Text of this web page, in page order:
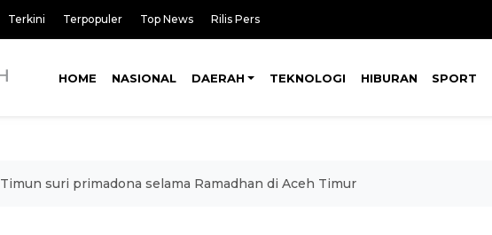
Terkini Terpopuler Top News Rilis Pers
HOME NASIONAL DAERAH TEKNOLOGI HIBURAN SPORT
Timun suri primadona selama Ramadhan di Aceh Timur